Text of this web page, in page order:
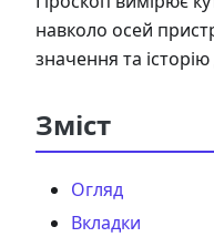
навколо осей
значення та
Зміст
Огляд
Вкладки